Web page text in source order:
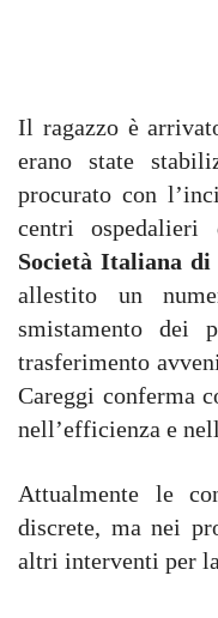
Il ragazzo è
erano state
procurato con
centri
Società Italiana
allestito un
smistamento dei
trasferimento
Careggi conferma
nell’efficienza e
Attualmente le
discrete, ma nei
altri interventi per